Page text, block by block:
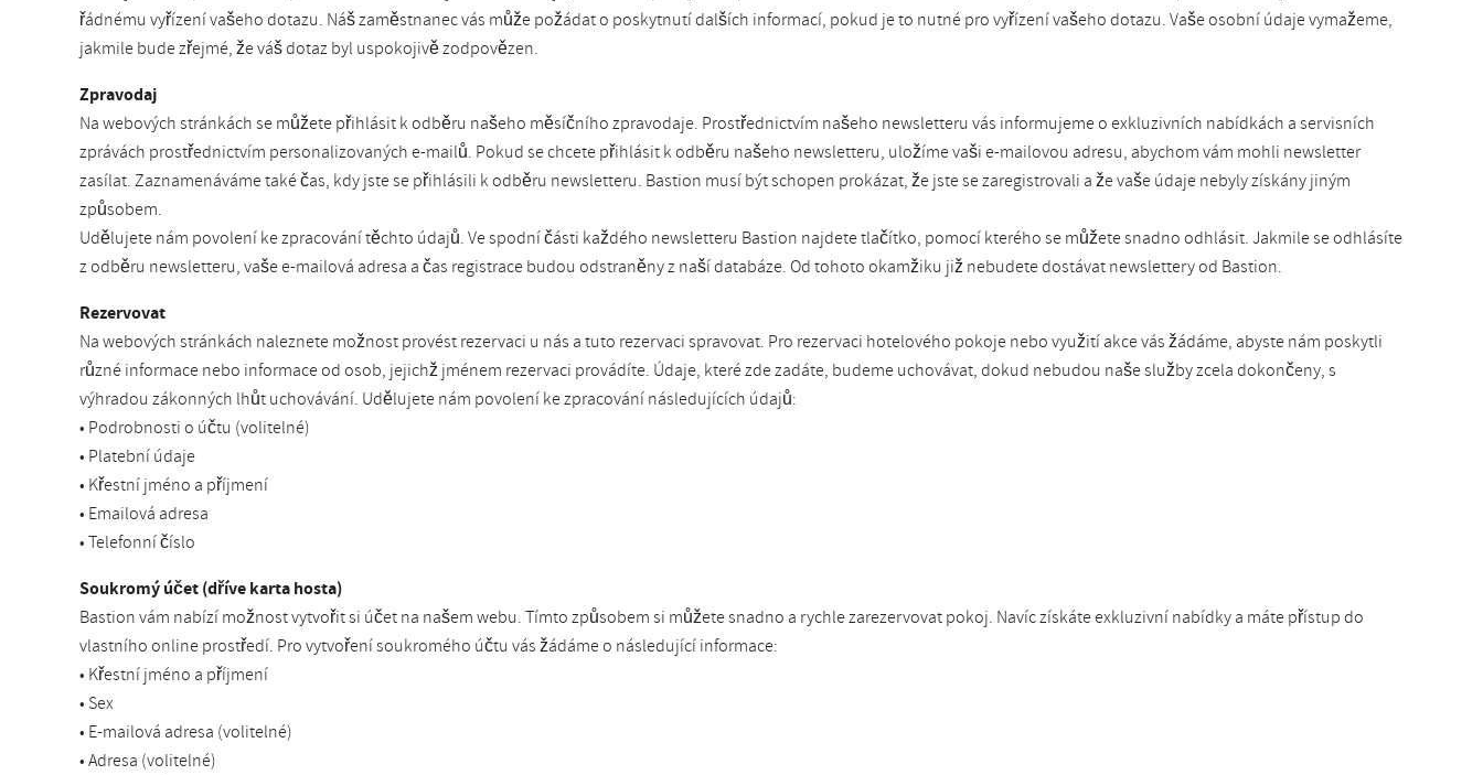
řádnému vyřízení vašeho dotazu. Náš zaměstnanec vás může požádat o poskytnutí dalších informací, pokud je to nutné pro vyřízení vašeho dotazu. Vaše osobní údaje vymažeme,
jakmile bude zřejmé, že váš dotaz byl uspokojivě zodpovězen.
Zpravodaj
Na webových stránkách se můžete přihlásit k odběru našeho měsíčního zpravodaje. Prostřednictvím našeho newsletteru vás informujeme o exkluzivních nabídkách a servisních
zprávách prostřednictvím personalizovaných e-mailů. Pokud se chcete přihlásit k odběru našeho newsletteru, uložíme vaši e-mailovou adresu, abychom vám mohli newsletter
zasílat. Zaznamenáváme také čas, kdy jste se přihlásili k odběru newsletteru. Bastion musí být schopen prokázat, že jste se zaregistrovali a že vaše údaje nebyly získány jiným
způsobem.
Udělujete nám povolení ke zpracování těchto údajů. Ve spodní části každého newsletteru Bastion najdete tlačítko, pomocí kterého se můžete snadno odhlásit. Jakmile se odhlásíte
z odběru newsletteru, vaše e-mailová adresa a čas registrace budou odstraněny z naší databáze. Od tohoto okamžiku již nebudete dostávat newslettery od Bastion.
Rezervovat
Na webových stránkách naleznete možnost provést rezervaci u nás a tuto rezervaci spravovat. Pro rezervaci hotelového pokoje nebo využití akce vás žádáme, abyste nám poskytli
různé informace nebo informace od osob, jejichž jménem rezervaci provádíte. Údaje, které zde zadáte, budeme uchovávat, dokud nebudou naše služby zcela dokončeny, s
výhradou zákonných lhůt uchovávání. Udělujete nám povolení ke zpracování následujících údajů:
• Podrobnosti o účtu (volitelné)
• Platební údaje
• Křestní jméno a příjmení
• Emailová adresa
• Telefonní číslo
Soukromý účet (dříve karta hosta)
Bastion vám nabízí možnost vytvořit si účet na našem webu. Tímto způsobem si můžete snadno a rychle zarezervovat pokoj. Navíc získáte exkluzivní nabídky a máte přístup do
vlastního online prostředí. Pro vytvoření soukromého účtu vás žádáme o následující informace:
• Křestní jméno a příjmení
• Sex
• E-mailová adresa (volitelné)
• Adresa (volitelné)